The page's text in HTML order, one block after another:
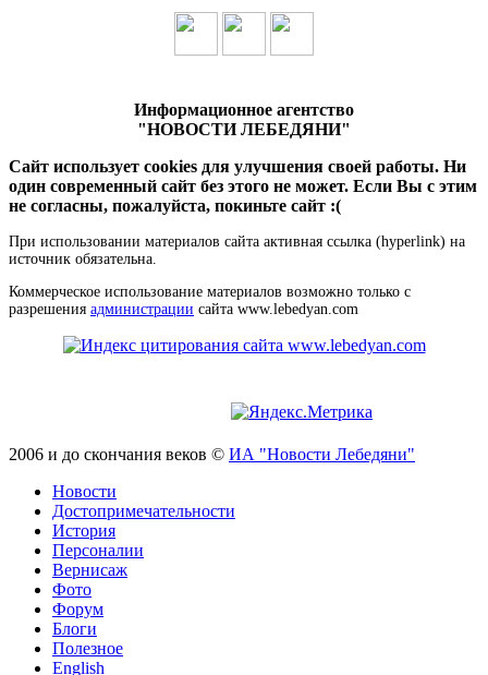
Информационное агентство
"НОВОСТИ ЛЕБЕДЯНИ"
Сайт использует cookies для улучшения своей работы. Ни
один современный сайт без этого не может. Если Вы с этим
не согласны, пожалуйста, покиньте сайт :(
При использовании материалов сайта активная ссылка (hyperlink) на
источник обязательна.
Коммерческое использование материалов возможно только с
разрешения администрации сайта www.lebedyan.com
2006 и до скончания веков © ИА "Новости Лебедяни"
Новости
Достопримечательности
История
Персоналии
Вернисаж
Фото
Форум
Блоги
Полезное
English